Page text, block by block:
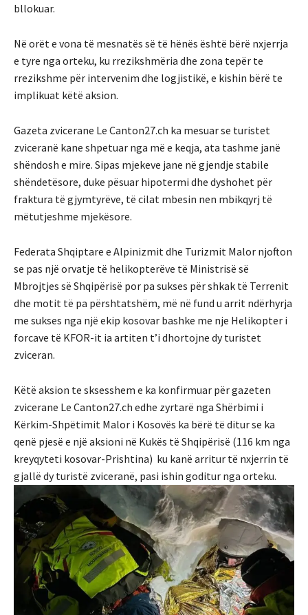
bllokuar.
Në orët e vona të mesnatës së të hënës është bërë nxjerrja
e tyre nga orteku, ku rrezikshmëria dhe zona tepër te
rrezikshme për intervenim dhe logjistikë, e kishin bërë te
implikuat këtë aksion.
Gazeta zvicerane Le Canton27.ch ka mesuar se turistet
zviceranë kane shpetuar nga më e keqja, ata tashme janë
shëndosh e mire. Sipas mjekeve jane në gjendje stabile
shëndetësore, duke pësuar hipotermi dhe dyshohet për
fraktura të gjymtyrëve, të cilat mbesin nen mbikqyrj të
mëtutjeshme mjekësore.
Federata Shqiptare e Alpinizmit dhe Turizmit Malor njofton
se pas një orvatje të helikopterëve të Ministrisë së
Mbrojtjes së Shqipërisë por pa sukses për shkak të Terrenit
dhe motit të pa përshtatshëm, më në fund u arrit ndërhyrja
me sukses nga një ekip kosovar bashke me nje Helikopter i
forcave të KFOR-it ia artiten t’i dhortojne dy turistet
zviceran.
Këtë aksion te sksesshem e ka konfirmuar për gazeten
zvicerane Le Canton27.ch edhe zyrtarë nga Shërbimi i
Kërkim-Shpëtimit Malor i Kosovës ka bërë të ditur se ka
qenë pjesë e një aksioni në Kukës të Shqipërisë (116 km nga
kreyqyteti kosovar-Prishtina) ku kanë arritur të nxjerrin të
gjallë dy turistë zviceranë, pasi ishin goditur nga orteku.